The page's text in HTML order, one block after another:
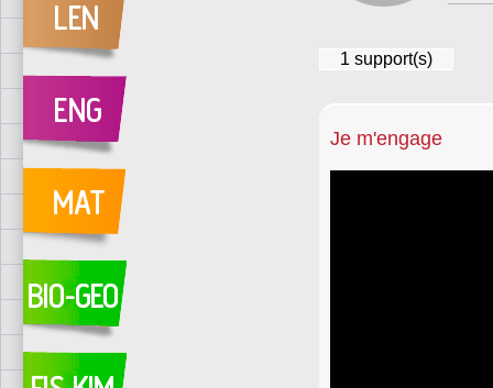
1 support(s)
Je m'engage